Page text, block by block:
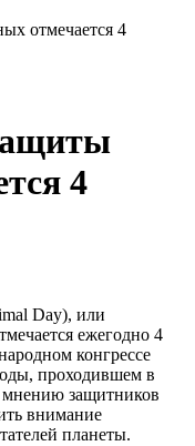
отмечается 4
4
Day), или
ежегодно 4
конгрессе
проходившем в
защитников
внимание
планеты.